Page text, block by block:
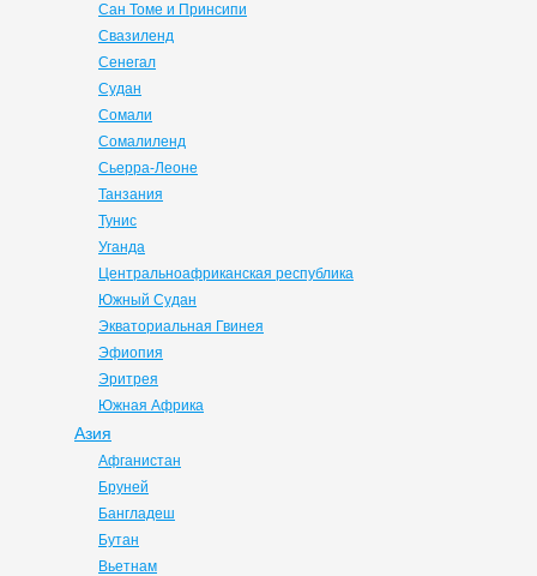
Сан Томе и Принсипи
Свазиленд
Сенегал
Судан
Сомали
Сомалиленд
Сьерра-Леоне
Танзания
Тунис
Уганда
Центральноафриканская республика
Южный Судан
Экваториальная Гвинея
Эфиопия
Эритрея
Южная Африка
Азия
Афганистан
Бруней
Бангладеш
Бутан
Вьетнам